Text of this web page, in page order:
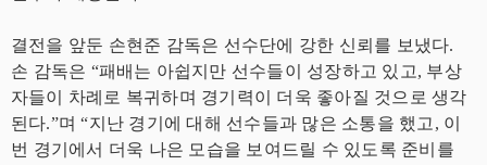
결전을 앞둔 손현준 감독은 선수단에 강한 신뢰를 보냈다.
손 감독은 “패배는 아쉽지만 선수들이 성장하고 있고, 부상
자들이 차례로 복귀하며 경기력이 더욱 좋아질 것으로 생각
된다.”며 “지난 경기에 대해 선수들과 많은 소통을 했고, 이
번 경기에서 더욱 나은 모습을 보여드릴 수 있도록 준비를